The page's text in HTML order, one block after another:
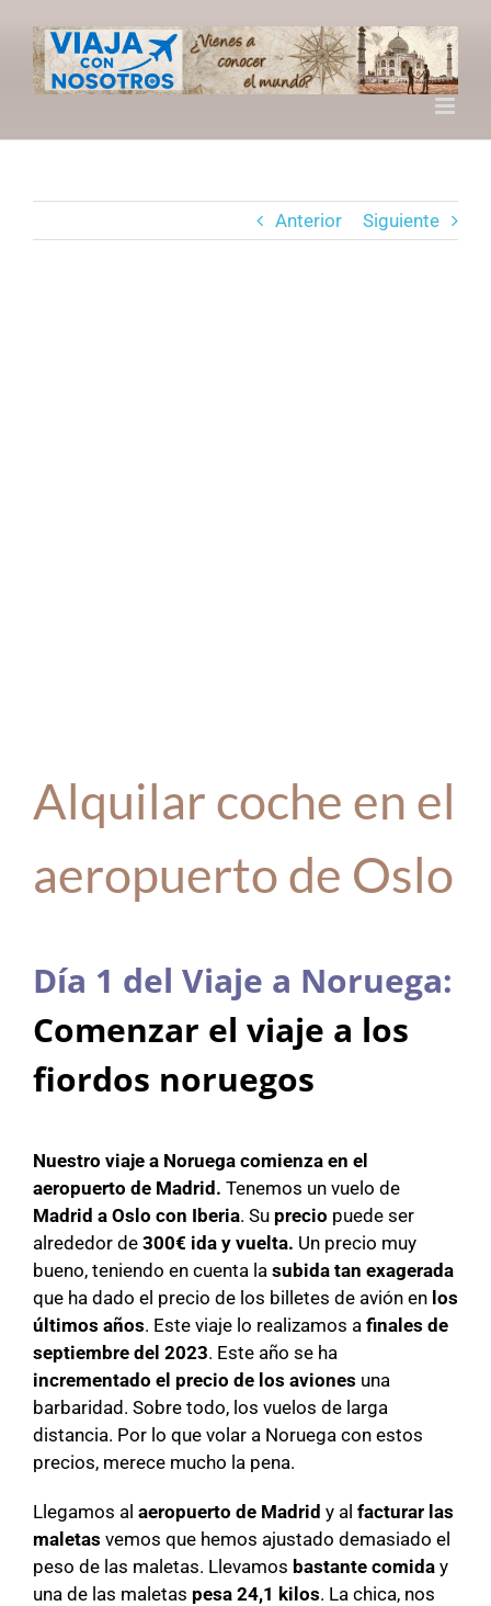
contenido
Anterior Siguiente
Alquilar coche en el
aeropuerto de Oslo
Día 1 del Viaje a Noruega:
Comenzar el viaje a los
fiordos noruegos
Nuestro viaje a Noruega comienza en el
aeropuerto de Madrid. Tenemos un vuelo de
Madrid a Oslo con Iberia. Su precio puede ser
alrededor de 300€ ida y vuelta. Un precio muy
bueno, teniendo en cuenta la subida tan exagerada
que ha dado el precio de los billetes de avión en los
últimos años. Este viaje lo realizamos a finales de
septiembre del 2023. Este año se ha
incrementado el precio de los aviones una
barbaridad. Sobre todo, los vuelos de larga
distancia. Por lo que volar a Noruega con estos
precios, merece mucho la pena.
Llegamos al aeropuerto de Madrid y al facturar las
maletas vemos que hemos ajustado demasiado el
peso de las maletas. Llevamos bastante comida y
una de las maletas pesa 24,1 kilos. La chica, nos